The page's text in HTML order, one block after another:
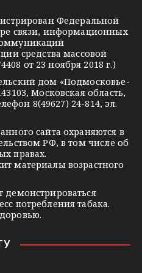
Федеральной
связи, информационных
средства массовой
от 23 ноября 2018 г.)
дом «Подмосковье-
Московская область,
8(49627) 24-814, эл.
сайта охраняются в
РФ, в том числе об
правах.
материалы возрастного
демонстрироваться
потребления табака.